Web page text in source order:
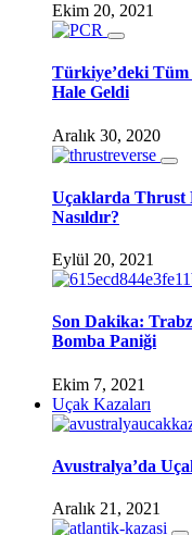
Ekim 20, 2021
Türkiye’deki Tüm
Hale Geldi
Aralık 30, 2020
Uçaklarda Thrust
Nasıldır?
Eylül 20, 2021
Son Dakika:
Bomba Paniği
Ekim 7, 2021
Uçak Kazaları
Avustralya’da
Aralık 21, 2021